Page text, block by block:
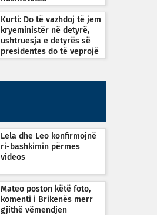
Kurti: Do të vazhdoj të jem
kryeministër në detyrë,
ushtruesja e detyrës së
presidentes do të veprojë
Lela dhe Leo konfirmojnë
ri-bashkimin përmes
videos
Mateo poston këtë foto,
komenti i Brikenës merr
gjithë vëmendjen